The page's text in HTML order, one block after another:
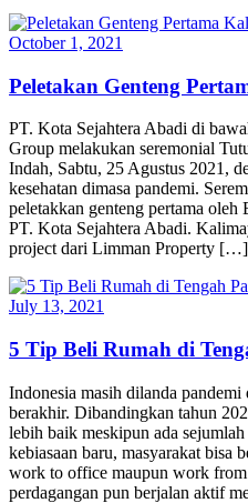
October 1, 2021
Peletakan Genteng
PT. Kota Sejahtera Abadi di
Group melakukan seremonial
Indah, Sabtu, 25 Agustus 2021,
kesehatan dimasa pandemi.
peletakkan genteng pertama
PT. Kota Sejahtera Abadi.
project dari Limman Property […]
July 13, 2021
5 Tip Beli Rumah di
Indonesia masih dilanda pandemi
berakhir. Dibandingkan tahun
lebih baik meskipun ada
kebiasaan baru, masyarakat bisa
work to office maupun work
perdagangan pun berjalan aktif